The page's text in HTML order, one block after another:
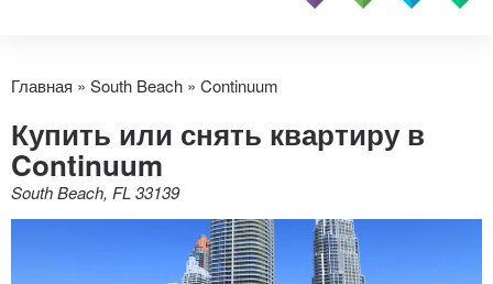
Главная » South Beach » Continuum
Купить или снять квартиру в
Continuum
South Beach, FL 33139